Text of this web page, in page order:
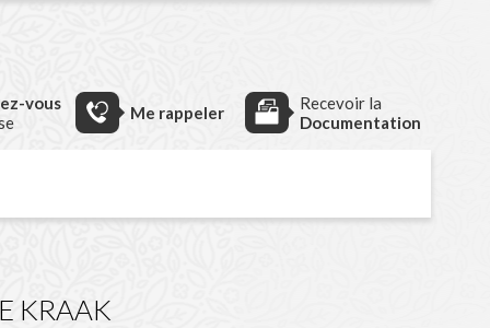
vous
Me rappeler
Recevoir la
Documentation
KRAAK